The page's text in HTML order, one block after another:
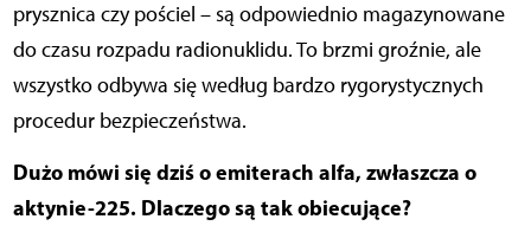
prysznica czy pościel – są odpowiednio magazynowane
do czasu rozpadu radionuklidu. To brzmi groźnie, ale
wszystko odbywa się według bardzo rygorystycznych
procedur bezpieczeństwa.
Dużo mówi się dziś o emiterach alfa, zwłaszcza o
aktynie-225. Dlaczego są tak obiecujące?